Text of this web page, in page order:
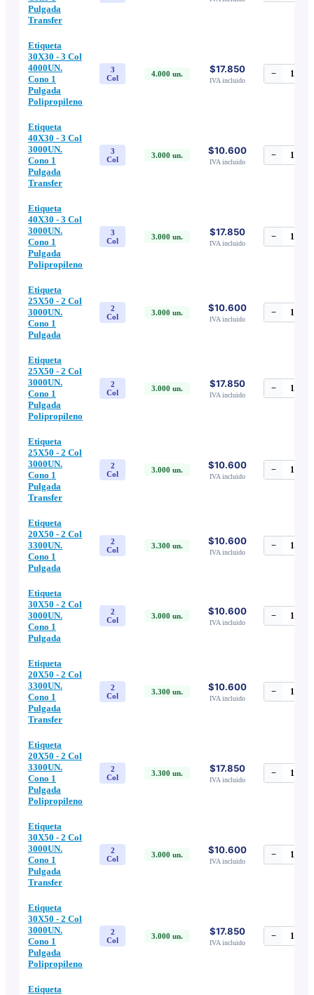
Pulgada
Transfer
Etiqueta
30X30 - 3 Col
4000UN.
Cono 1
Pulgada
Polipropileno
3
Col
4.000 un. $17.850
IVA incluido
− 1
Etiqueta
40X30 - 3 Col
3000UN.
Cono 1
Pulgada
Transfer
3
Col
3.000 un. $10.600
IVA incluido
− 1
Etiqueta
40X30 - 3 Col
3000UN.
Cono 1
Pulgada
Polipropileno
3
Col
3.000 un. $17.850
IVA incluido
− 1
Etiqueta
25X50 - 2 Col
3000UN.
Cono 1
Pulgada
2
Col
3.000 un. $10.600
IVA incluido
− 1
Etiqueta
25X50 - 2 Col
3000UN.
Cono 1
Pulgada
Polipropileno
2
Col
3.000 un. $17.850
IVA incluido
− 1
Etiqueta
25X50 - 2 Col
3000UN.
Cono 1
Pulgada
Transfer
2
Col
3.000 un. $10.600
IVA incluido
− 1
Etiqueta
20X50 - 2 Col
3300UN.
Cono 1
Pulgada
2
Col
3.300 un. $10.600
IVA incluido
− 1
Etiqueta
30X50 - 2 Col
3000UN.
Cono 1
Pulgada
2
Col
3.000 un. $10.600
IVA incluido
− 1
Etiqueta
20X50 - 2 Col
3300UN.
Cono 1
Pulgada
Transfer
2
Col
3.300 un. $10.600
IVA incluido
− 1
Etiqueta
20X50 - 2 Col
3300UN.
Cono 1
Pulgada
Polipropileno
2
Col
3.300 un. $17.850
IVA incluido
− 1
Etiqueta
30X50 - 2 Col
3000UN.
Cono 1
Pulgada
Transfer
2
Col
3.000 un. $10.600
IVA incluido
− 1
Etiqueta
30X50 - 2 Col
3000UN.
Cono 1
Pulgada
Polipropileno
2
Col
3.000 un. $17.850
IVA incluido
− 1
Etiqueta